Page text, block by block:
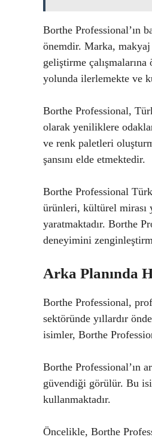
Borthe Professional’ın
önemdir. Marka, makyaj
geliştirme
yolunda ilerlemekte ve
Borthe Professional,
olarak yeniliklere
ve renk paletleri
şansını elde etmektedir.
Borthe Professional
ürünleri, kültürel mirası
yaratmaktadır. Borthe
deneyimini
Arka Planında
Borthe Professional,
sektöründe yıllardır
isimler, Borthe
Borthe Professional’ın
güvendiği görülür. Bu
kullanmaktadır.
Öncelikle, Borthe